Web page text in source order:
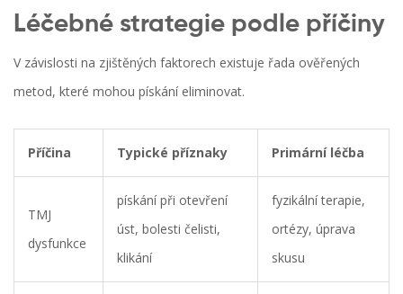
Léčebné strategie podle příčiny
V závislosti na zjištěných faktorech existuje řada ověřených
metod, které mohou pískání eliminovat.
Příčina Typické příznaky Primární léčba
TMJ
dysfunkce
pískání při otevření
úst, bolesti čelisti,
klikání
fyzikální terapie,
ortézy, úprava
skusu